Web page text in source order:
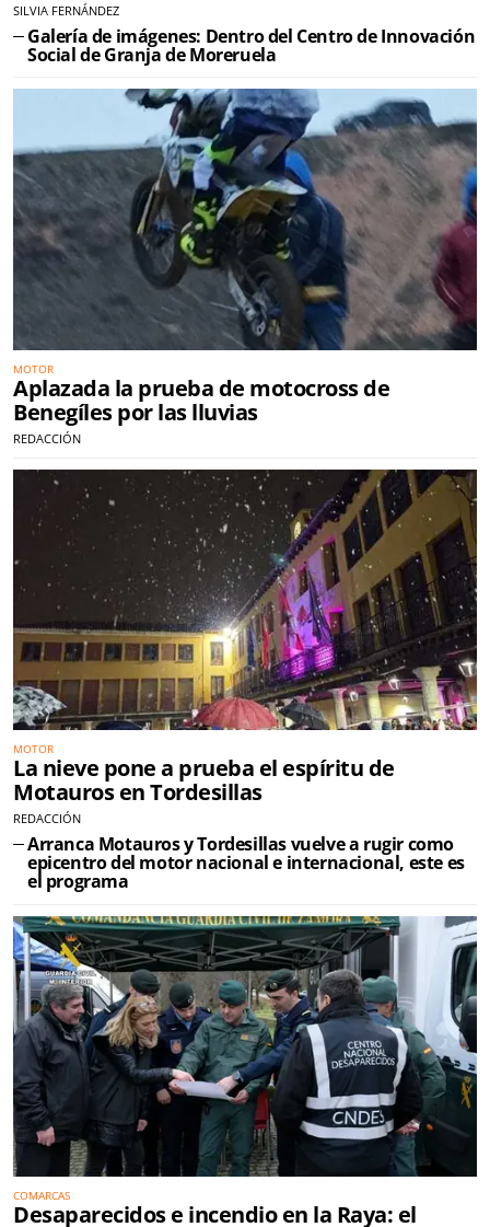
SILVIA FERNÁNDEZ
Galería de imágenes: Dentro del Centro de Innovación
Social de Granja de Moreruela
MOTOR
Aplazada la prueba de motocross de
Benegíles por las lluvias
REDACCIÓN
MOTOR
La nieve pone a prueba el espíritu de
Motauros en Tordesillas
REDACCIÓN
Arranca Motauros y Tordesillas vuelve a rugir como
epicentro del motor nacional e internacional, este es
el programa
COMARCAS
Desaparecidos e incendio en la Raya: el